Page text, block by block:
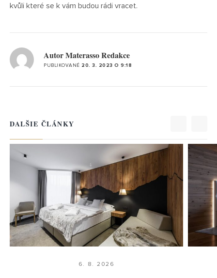
VYBERTE TŘÍDU
BOXSPRINGŮ
VYBERTE TŘÍDU
MATRACÍ
kvůli které se k vám budou rádi vracet.
Autor Materasso Redakce
PUBLIKOVANÉ 20. 3. 2023 O 9:18
DALŠIE ČLÁNKY
6. 8. 2026